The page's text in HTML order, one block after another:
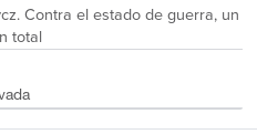
Contra el estado de guerra, un
total